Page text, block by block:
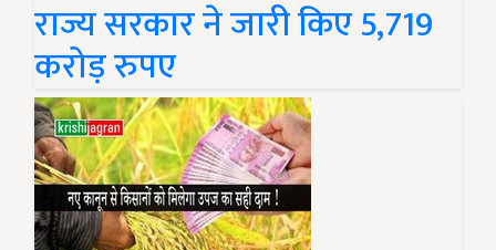
राज्य सरकार ने जारी किए 5,719
करोड़ रुपए